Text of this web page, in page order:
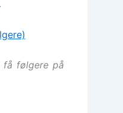
følgere på